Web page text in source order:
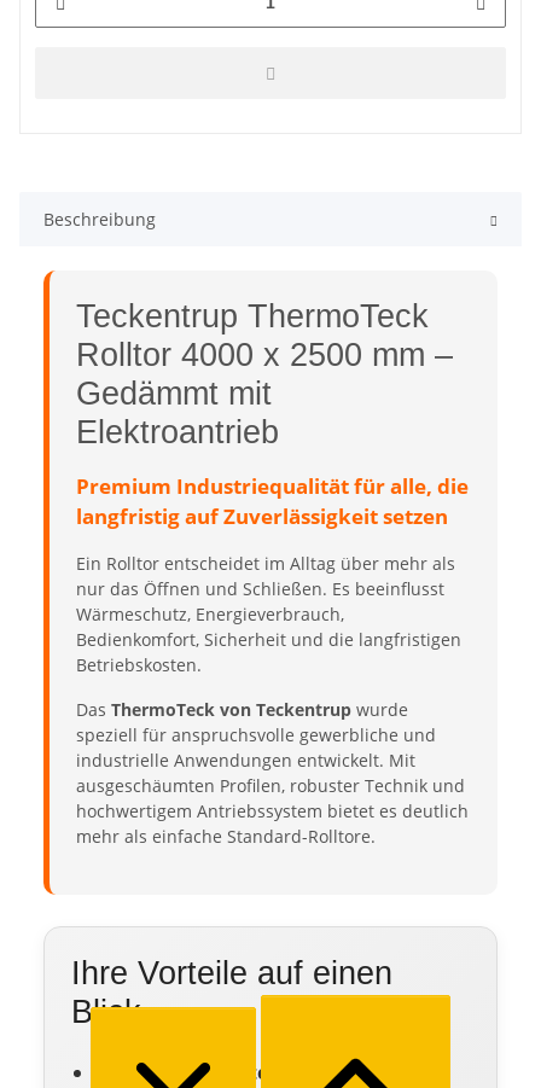
Beschreibung
Teckentrup ThermoTeck
Rolltor 4000 x 2500 mm –
Gedämmt mit
Elektroantrieb
Premium Industriequalität für alle, die
langfristig auf Zuverlässigkeit setzen
Ein Rolltor entscheidet im Alltag über mehr als
nur das Öffnen und Schließen. Es beeinflusst
Wärmeschutz, Energieverbrauch,
Bedienkomfort, Sicherheit und die langfristigen
Betriebskosten.
Das ThermoTeck von Teckentrup wurde
speziell für anspruchsvolle gewerbliche und
industrielle Anwendungen entwickelt. Mit
ausgeschäumten Profilen, robuster Technik und
hochwertigem Antriebssystem bietet es deutlich
mehr als einfache Standard-Rolltore.
Ihre Vorteile auf einen
Blick
Wärmegedämmte Stahlprofile